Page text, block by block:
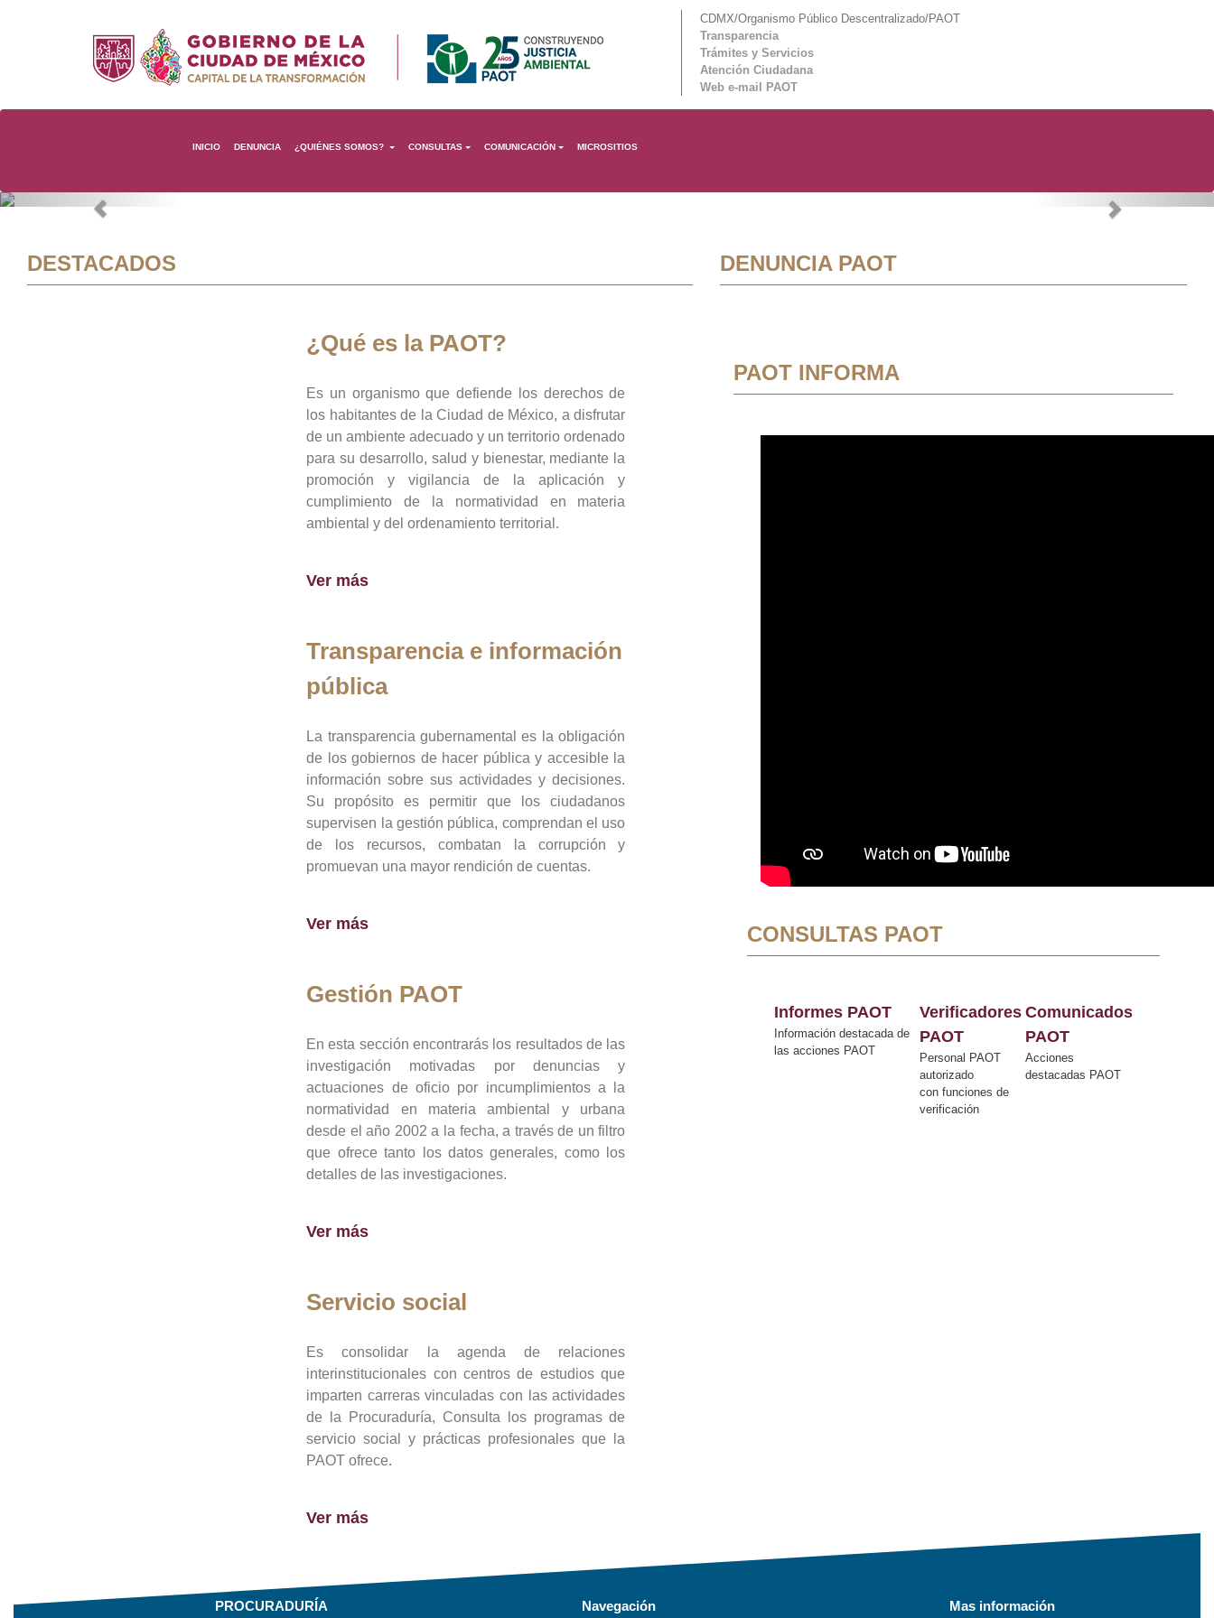
CDMX/Organismo Público Descentralizado/PAOT
Transparencia
Trámites y Servicios
Atención Ciudadana
Web e-mail PAOT
INICIO DENUNCIA ¿QUIÉNES SOMOS? CONSULTAS COMUNICACIÓN MICROSITIOS
Previous Next
DESTACADOS
¿Qué es la PAOT?
Es un organismo que defiende los derechos de
los habitantes de la Ciudad de México, a disfrutar
de un ambiente adecuado y un territorio ordenado
para su desarrollo, salud y bienestar, mediante la
promoción y vigilancia de la aplicación y
cumplimiento de la normatividad en materia
ambiental y del ordenamiento territorial.
Ver más
Transparencia e información
pública
La transparencia gubernamental es la obligación
de los gobiernos de hacer pública y accesible la
información sobre sus actividades y decisiones.
Su propósito es permitir que los ciudadanos
supervisen la gestión pública, comprendan el uso
de los recursos, combatan la corrupción y
promuevan una mayor rendición de cuentas.
Ver más
Gestión PAOT
En esta sección encontrarás los resultados de las
investigación motivadas por denuncias y
actuaciones de oficio por incumplimientos a la
normatividad en materia ambiental y urbana
desde el año 2002 a la fecha, a través de un filtro
que ofrece tanto los datos generales, como los
detalles de las investigaciones.
Ver más
Servicio social
Es consolidar la agenda de relaciones
interinstitucionales con centros de estudios que
imparten carreras vinculadas con las actividades
de la Procuraduría, Consulta los programas de
servicio social y prácticas profesionales que la
PAOT ofrece.
Ver más
DENUNCIA PAOT
PAOT INFORMA
CONSULTAS PAOT
Informes PAOT
Información destacada de
las acciones PAOT
Verificadores
PAOT
Personal PAOT
autorizado
con funciones de
verificación
Comunicados
PAOT
Acciones
destacadas PAOT
PROCURADURÍA Navegación Mas información